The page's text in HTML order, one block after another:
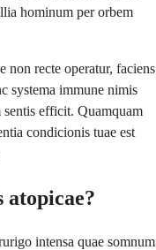
hominum per orbem
non recte operatur, faciens
systema immune nimis
efficit. Quamquam
condicionis tuae est
atopicae?
intensa quae somnum